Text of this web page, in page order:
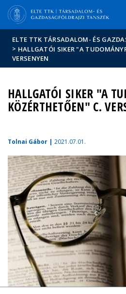
Hírek
ELTE a
ELTE TTK TÁRSADALOM- ÉS
> HALLGATÓI SIKER "A
VERSENYEN
HALLGATÓI SIKER "A
KÖZÉRTHETŐEN" C.
Tolnai Gábor | 2021.07.01.